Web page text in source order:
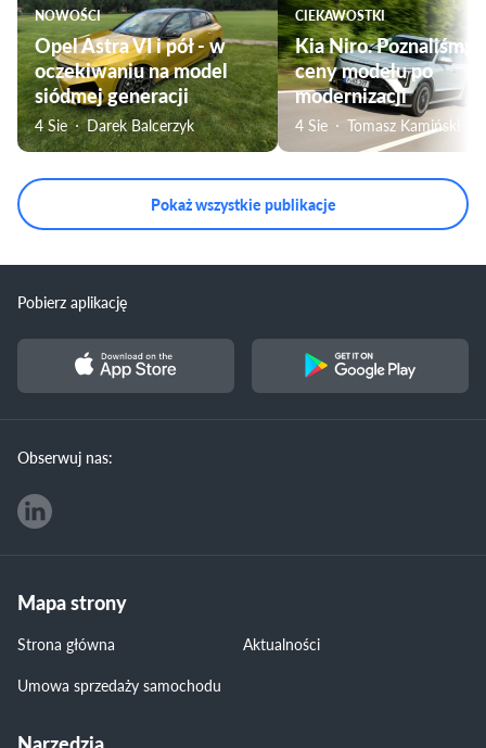
NOWOŚCI
Opel Astra VI i pół - w
oczekiwaniu na model
siódmej generacji
4 Sie Darek Balcerzyk
CIEKAWOSTKI
Kia Niro. Poznaliśmy
ceny modelu po
modernizacji
4 Sie Tomasz Kamiński
Pokaż wszystkie publikacje
Pobierz aplikację
Obserwuj nas:
Mapa strony
Strona główna
Aktualności
Umowa sprzedaży samochodu